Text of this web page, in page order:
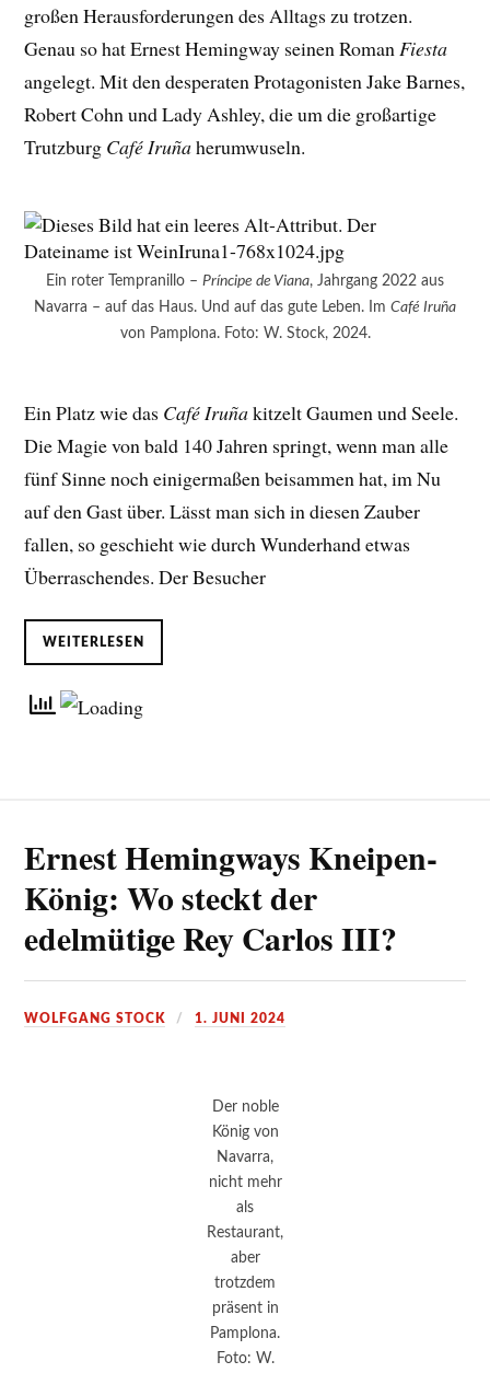
großen Herausforderungen des Alltags zu trotzen.
Genau so hat Ernest Hemingway seinen Roman Fiesta
angelegt. Mit den desperaten Protagonisten Jake Barnes,
Robert Cohn und Lady Ashley, die um die großartige
Trutzburg Café Iruñaherumwuseln.
Ein roter Tempranillo – Príncipe de Viana, Jahrgang 2022 aus
Navarra – auf das Haus. Und auf das gute Leben. Im Café Iruña
von Pamplona. Foto: W. Stock, 2024.
Ein Platz wie das Café Iruñakitzelt Gaumen und Seele.
Die Magie von bald 140 Jahren springt, wenn man alle
fünf Sinne noch einigermaßen beisammen hat, im Nu
auf den Gast über. Lässt man sich in diesen Zauber
fallen, so geschieht wie durch Wunderhand etwas
Überraschendes. Der Besucher
WEITERLESEN
Ernest Hemingways Kneipen-
König: Wo steckt der
edelmütige Rey Carlos III?
WOLFGANG STOCK 1. JUNI 2024
Der noble
König von
Navarra,
nicht mehr
als
Restaurant,
aber
trotzdem
präsent in
Pamplona.
Foto: W.